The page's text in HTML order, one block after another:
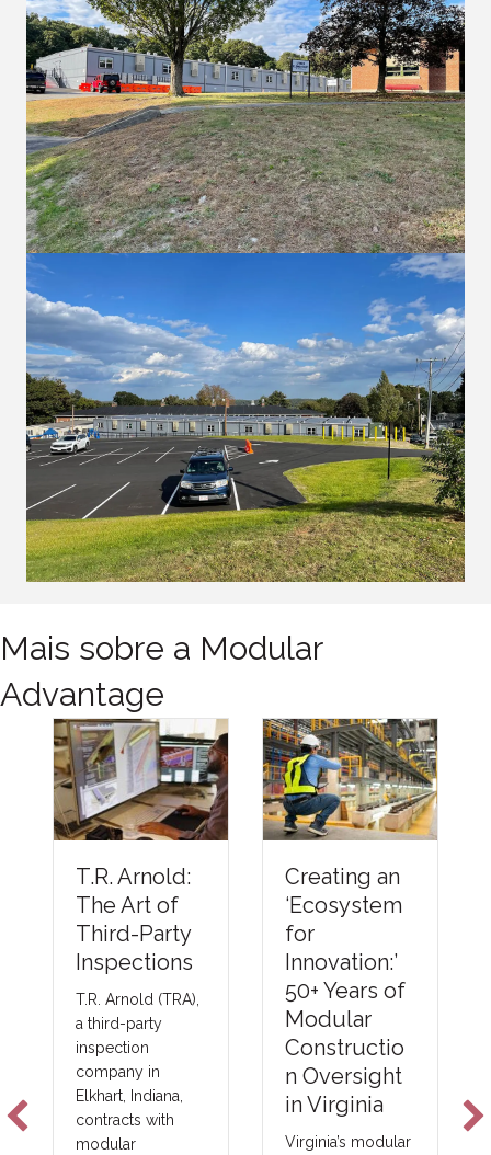
Mais sobre a Modular
Advantage
T.R. Arnold:
The Art of
Third-Party
Inspections
T.R. Arnold (TRA),
a third-party
inspection
company in
Elkhart, Indiana,
contracts with
modular
Creating an
‘Ecosystem
Innovation:’
50+ Years of
Modular
Constructio
n Oversight
in Virginia
Virginia’s modular
s